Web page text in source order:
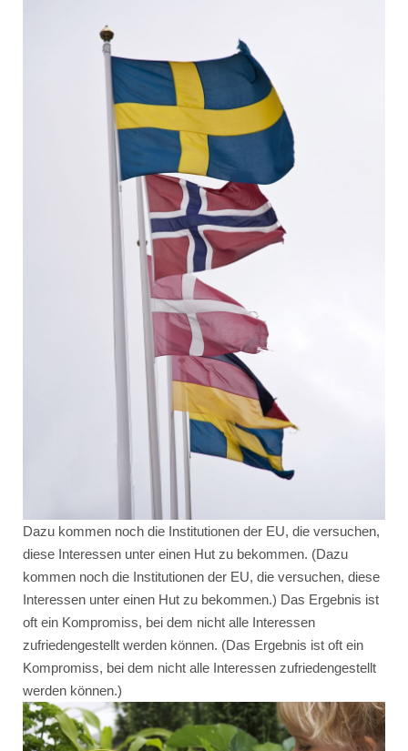
Dazu kommen noch die Institutionen der EU, die versuchen,
diese Interessen unter einen Hut zu bekommen. (Dazu
kommen noch die Institutionen der EU, die versuchen, diese
Interessen unter einen Hut zu bekommen.) Das Ergebnis ist
oft ein Kompromiss, bei dem nicht alle Interessen
zufriedengestellt werden können. (Das Ergebnis ist oft ein
Kompromiss, bei dem nicht alle Interessen zufriedengestellt
werden können.)